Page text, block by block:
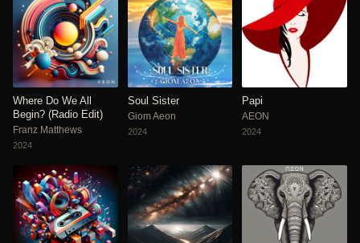
Where Do We All
Begin? (Radio Edit)
Franz Matthews
2024
Soul Sister
Giom Aeon
2024
Papi
AEON
2024